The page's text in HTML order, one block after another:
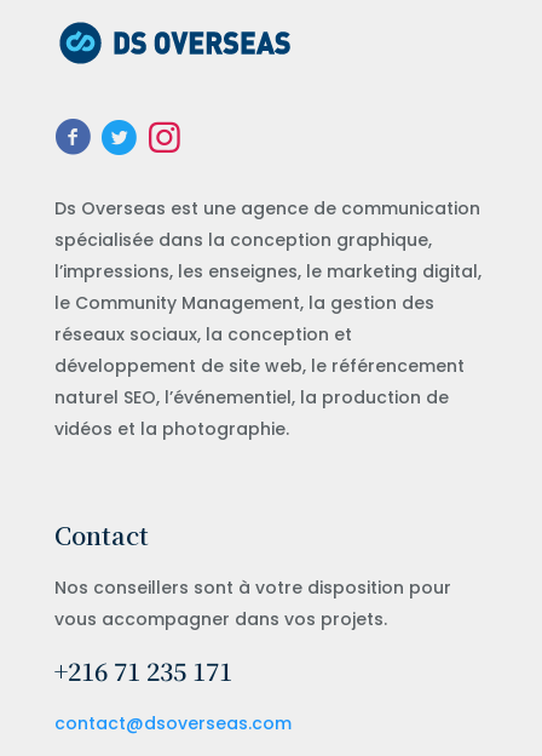
Ds Overseas est une agence de communication
spécialisée dans la conception graphique,
l’impressions, les enseignes, le marketing digital,
le Community Management, la gestion des
réseaux sociaux, la conception et
développement de site web, le référencement
naturel SEO, l’événementiel, la production de
vidéos et la photographie.
Contact
Nos conseillers sont à votre disposition pour
vous accompagner dans vos projets.
+216 71 235 171
contact@dsoverseas.com